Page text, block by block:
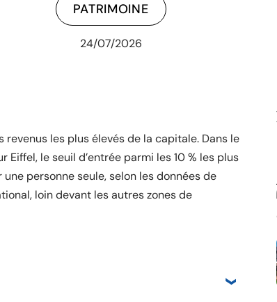
PATRIMOINE
24/07/2026
les plus élevés de la capitale. Dans le
le seuil d’entrée parmi les 10 % les plus
une personne seule, selon les données de
loin devant les autres zones de